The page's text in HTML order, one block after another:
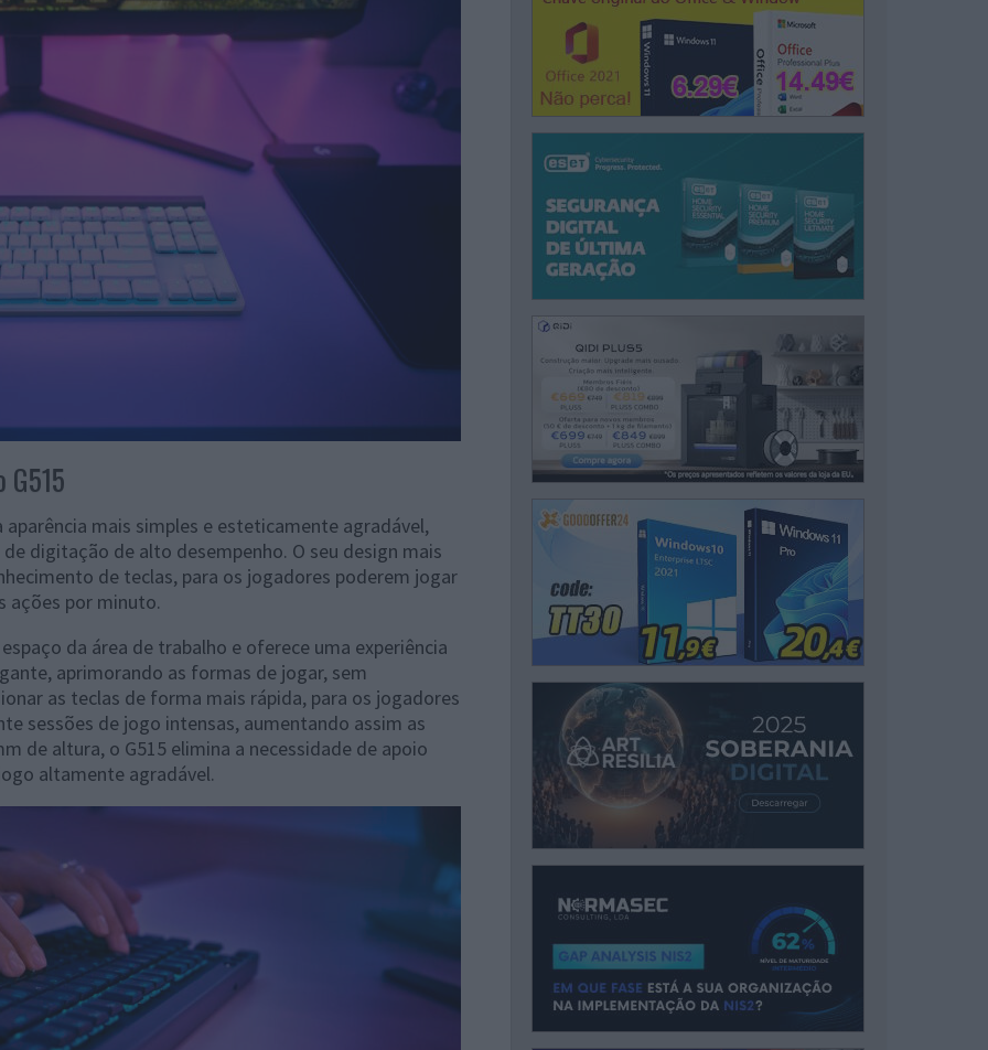
G515
mais simples e esteticamente agradável,
digitação de alto desempenho. O seu design mais
de teclas, para os jogadores poderem jogar
ações por minuto.
da área de trabalho e oferece uma experiência
aprimorando as formas de jogar, sem
as teclas de forma mais rápida, para os jogadores
sessões de jogo intensas, aumentando assim as
de altura, o G515 elimina a necessidade de apoio
altamente agradável.